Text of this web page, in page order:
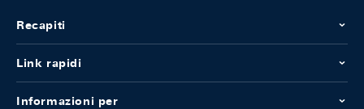
Recapiti
Link rapidi
Informazioni per